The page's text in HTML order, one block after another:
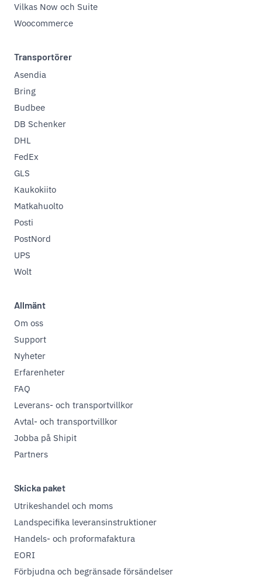
Vilkas Now och Suite
Woocommerce
Transportörer
Asendia
Bring
Budbee
DB Schenker
DHL
FedEx
GLS
Kaukokiito
Matkahuolto
Posti
PostNord
UPS
Wolt
Allmänt
Om oss
Support
Nyheter
Erfarenheter
FAQ
Leverans- och transportvillkor
Avtal- och transportvillkor
Jobba på Shipit
Partners
Skicka paket
Utrikeshandel och moms
Landspecifika leveransinstruktioner
Handels- och proformafaktura
EORI
Förbjudna och begränsade försändelser